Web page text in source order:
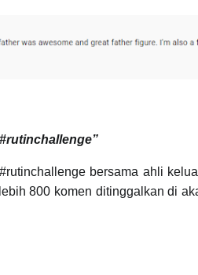
#rutinchallenge”
bersama ahli
800 komen ditinggalkan di